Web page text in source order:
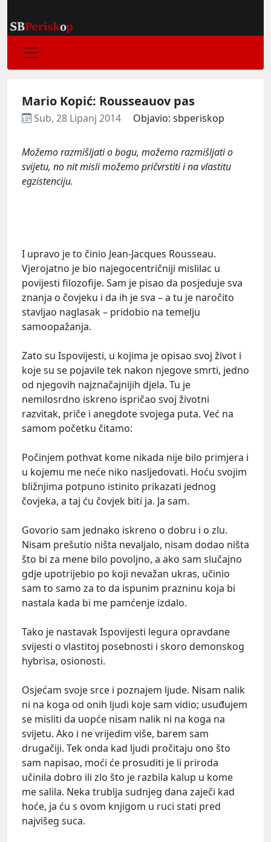
Mario Kopić: Rousseauov pas
Sub, 28 Lipanj 2014 Objavio: sbperiskop
Možemo razmišljati o bogu, možemo razmišljati o
svijetu, no nit misli možemo pričvrstiti i na vlastitu
egzistenciju.
I upravo je to činio Jean-Jacques Rousseau.
Vjerojatno je bio najegocentričniji mislilac u
povijesti filozofije. Sam je pisao da posjeduje sva
znanja o čovjeku i da ih je sva – a tu je naročito
stavljao naglasak – pridobio na temelju
samoopažanja.
Zato su Ispovijesti, u kojima je opisao svoj život i
koje su se pojavile tek nakon njegove smrti, jedno
od njegovih najznačajnijih djela. Tu je
nemilosrdno iskreno ispričao svoj životni
razvitak, priče i anegdote svojega puta. Već na
samom početku čitamo:
Počinjem pothvat kome nikada nije bilo primjera i
u kojemu me neće niko nasljedovati. Hoću svojim
bližnjima potpuno istinito prikazati jednog
čovjeka, a taj ću čovjek biti ja. Ja sam.
Govorio sam jednako iskreno o dobru i o zlu.
Nisam prešutio ništa nevaljalo, nisam dodao ništa
što bi za mene bilo povoljno, a ako sam slučajno
gdje upotrijebio po koji nevažan ukras, učinio
sam to samo za to da ispunim prazninu koja bi
nastala kada bi me pamćenje izdalo.
Tako je nastavak Ispovijesti legura opravdane
svijesti o vlastitoj posebnosti i skoro demonskog
hybrisa, osionosti.
Osjećam svoje srce i poznajem ljude. Nisam nalik
ni na koga od onih ljudi koje sam vidio; usuđujem
se misliti da uopće nisam nalik ni na koga na
svijetu. Ako i ne vrijedim više, barem sam
drugačiji. Tek onda kad ljudi pročitaju ono što
sam napisao, moći će prosuditi je li priroda
učinila dobro ili zlo što je razbila kalup u kome
me salila. Neka trublja sudnjeg dana zaječi kad
hoće, ja ću s ovom knjigom u ruci stati pred
najvišeg suca.